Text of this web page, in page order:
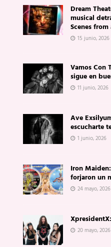
Dream
musical
Scenes
15 junio, 2026
Vamos Con
sigue en
11 junio, 2026
Ave
escucharte
1 junio, 2026
Iron
forjaron un
24 mayo, 2026
20 mayo, 2026